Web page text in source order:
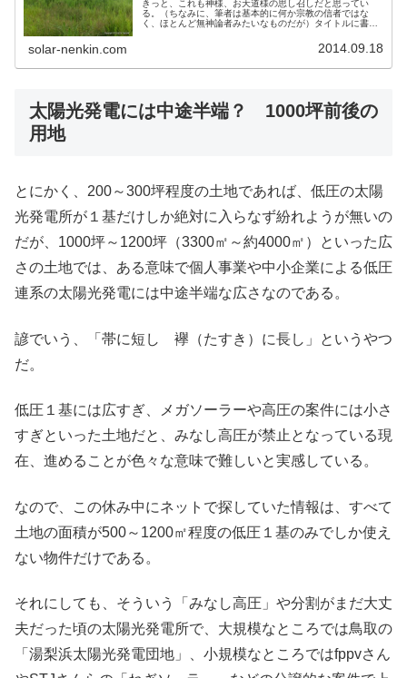
きっと、これも神様、お天道様の思し召しだと思ってい
る。（ちなみに、筆者は基本的に何か宗教の信者ではな
く、ほとんど無神論者みたいなものだが）タイトルに書い
solar-nenkin.com 2014.09.18
太陽光発電には中途半端？ 1000坪前後の
用地
とにかく、200～300坪程度の土地であれば、低圧の太陽
光発電所が１基だけしか絶対に入らなず紛れようが無いの
だが、1000坪～1200坪（3300㎡～約4000㎡）といった広
さの土地では、ある意味で個人事業や中小企業による低圧
連系の太陽光発電には中途半端な広さなのである。
諺でいう、「帯に短し 襷（たすき）に長し」というやつ
だ。
低圧１基には広すぎ、メガソーラーや高圧の案件には小さ
すぎといった土地だと、みなし高圧が禁止となっている現
在、進めることが色々な意味で難しいと実感している。
なので、この休み中にネットで探していた情報は、すべて
土地の面積が500～1200㎡程度の低圧１基のみでしか使え
ない物件だけである。
それにしても、そういう「みなし高圧」や分割がまだ大丈
夫だった頃の太陽光発電所で、大規模なところでは鳥取の
「湯梨浜太陽光発電団地」、小規模なところではfppvさん